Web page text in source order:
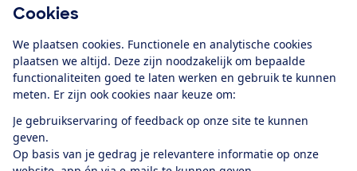
Cookies
We plaatsen cookies. Functionele en analytische cookies
plaatsen we altijd. Deze zijn noodzakelijk om bepaalde
functionaliteiten goed te laten werken en gebruik te kunnen
meten. Er zijn ook cookies naar keuze om:
Je gebruikservaring of feedback op onze site te kunnen
geven.
Op basis van je gedrag je relevantere informatie op onze
Alles over de
app